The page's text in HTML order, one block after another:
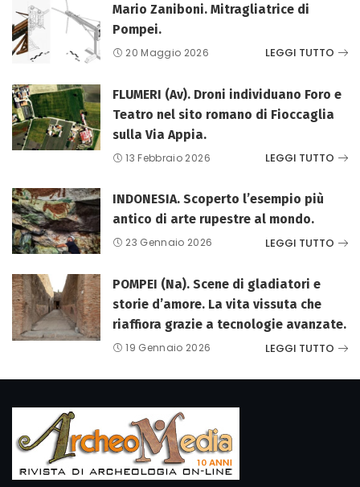
Mario Zaniboni. Mitragliatrice di
Pompei.
20 Maggio 2026 LEGGI TUTTO
FLUMERI (Av). Droni individuano Foro e
Teatro nel sito romano di Fioccaglia
sulla Via Appia.
13 Febbraio 2026 LEGGI TUTTO
INDONESIA. Scoperto l’esempio più
antico di arte rupestre al mondo.
23 Gennaio 2026 LEGGI TUTTO
POMPEI (Na). Scene di gladiatori e
storie d’amore. La vita vissuta che
riaffiora grazie a tecnologie avanzate.
19 Gennaio 2026 LEGGI TUTTO